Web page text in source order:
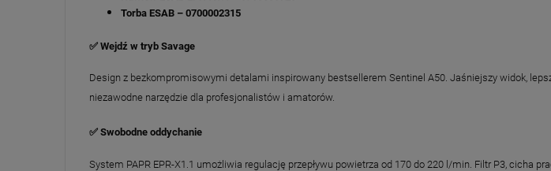
Torba ESAB – 0700002315
✅ Wejdź w tryb Savage
Design z bezkompromisowymi detalami inspirowany bestsellerem Sentinel A50. Jaśniejszy widok,
niezawodne narzędzie dla profesjonalistów i amatorów.
✅ Swobodne oddychanie
System PAPR EPR-X1.1 umożliwia regulację przepływu powietrza od 170 do 220 l/min. Filtr P3, cicha